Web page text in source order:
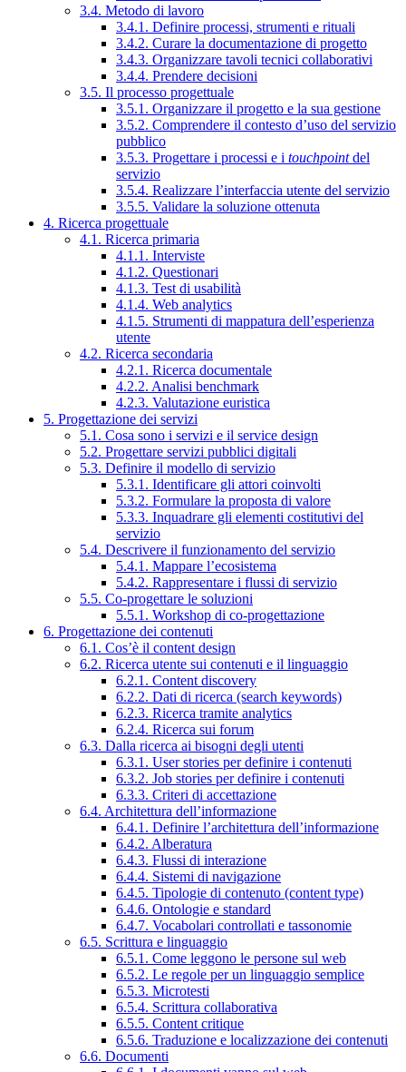
3.4. Metodo di lavoro
3.4.1. Definire processi, strumenti e rituali
3.4.2. Curare la documentazione di progetto
3.4.3. Organizzare tavoli tecnici collaborativi
3.4.4. Prendere decisioni
3.5. Il processo progettuale
3.5.1. Organizzare il progetto e la sua gestione
3.5.2. Comprendere il contesto d’uso del servizio
pubblico
3.5.3. Progettare i processi e i touchpointdel
servizio
3.5.4. Realizzare l’interfaccia utente del servizio
3.5.5. Validare la soluzione ottenuta
4. Ricerca progettuale
4.1. Ricerca primaria
4.1.1. Interviste
4.1.2. Questionari
4.1.3. Test di usabilità
4.1.4. Web analytics
4.1.5. Strumenti di mappatura dell’esperienza
utente
4.2. Ricerca secondaria
4.2.1. Ricerca documentale
4.2.2. Analisi benchmark
4.2.3. Valutazione euristica
5. Progettazione dei servizi
5.1. Cosa sono i servizi e il service design
5.2. Progettare servizi pubblici digitali
5.3. Definire il modello di servizio
5.3.1. Identificare gli attori coinvolti
5.3.2. Formulare la proposta di valore
5.3.3. Inquadrare gli elementi costitutivi del
servizio
5.4. Descrivere il funzionamento del servizio
5.4.1. Mappare l’ecosistema
5.4.2. Rappresentare i flussi di servizio
5.5. Co-progettare le soluzioni
5.5.1. Workshop di co-progettazione
6. Progettazione dei contenuti
6.1. Cos’è il content design
6.2. Ricerca utente sui contenuti e il linguaggio
6.2.1. Content discovery
6.2.2. Dati di ricerca (search keywords)
6.2.3. Ricerca tramite analytics
6.2.4. Ricerca sui forum
6.3. Dalla ricerca ai bisogni degli utenti
6.3.1. User stories per definire i contenuti
6.3.2. Job stories per definire i contenuti
6.3.3. Criteri di accettazione
6.4. Architettura dell’informazione
6.4.1. Definire l’architettura dell’informazione
6.4.2. Alberatura
6.4.3. Flussi di interazione
6.4.4. Sistemi di navigazione
6.4.5. Tipologie di contenuto (content type)
6.4.6. Ontologie e standard
6.4.7. Vocabolari controllati e tassonomie
6.5. Scrittura e linguaggio
6.5.1. Come leggono le persone sul web
6.5.2. Le regole per un linguaggio semplice
6.5.3. Microtesti
6.5.4. Scrittura collaborativa
6.5.5. Content critique
6.5.6. Traduzione e localizzazione dei contenuti
6.6. Documenti